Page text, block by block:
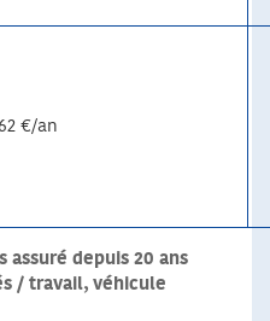
€/an
assuré depuis 20 ans
/ travail, véhicule